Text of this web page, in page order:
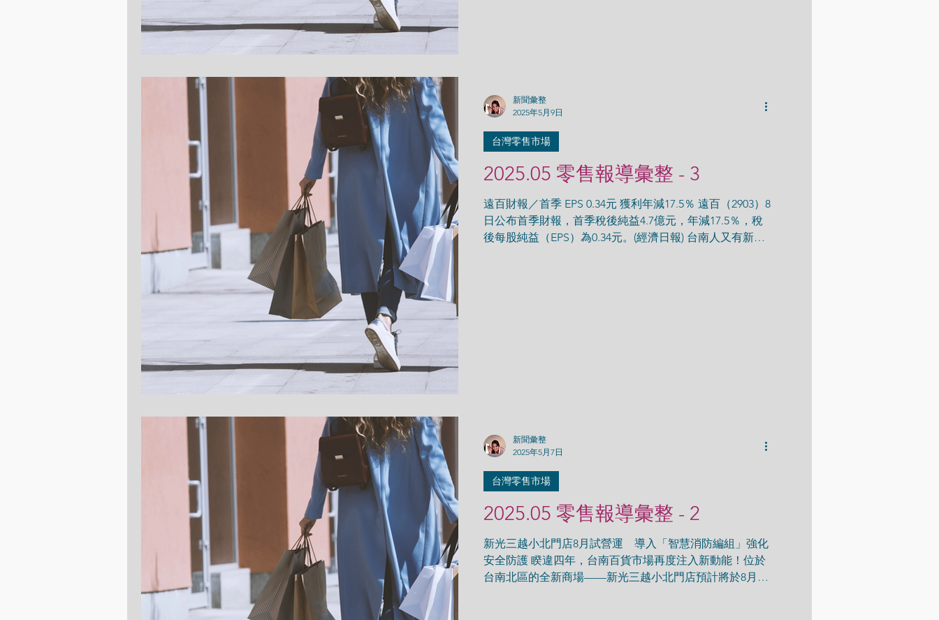
2025.05 零售報導彙整 - 3
遠百財報／首季 EPS 0.34元 獲利年減17.5％ 遠百（2903）8
日公布首季財報，首季稅後純益4.7億元，年減17.5％，稅
後每股純益（EPS）為0.34元。(經濟日報) 台南人又有新百
台灣零售市場
新聞彙整
2025年5月9日
2025.05 零售報導彙整 - 2
新光三越小北門店8月試營運 導入「智慧消防編組」強化
安全防護 睽違四年，台南百貨市場再度注入新動能！位於
台南北區的全新商場——新光三越小北門店預計將於8月15
台灣零售市場
新聞彙整
2025年5月7日